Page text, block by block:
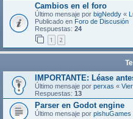
Cambios en el foro
Último mensaje por bigNeddy «
Publicado en Foro de Discusión
Respuestas: 24
1 2
IMPORTANTE: Léase
Último mensaje por perxas «
Respuestas: 13
Parser en Godot engine
Último mensaje por pishuGames